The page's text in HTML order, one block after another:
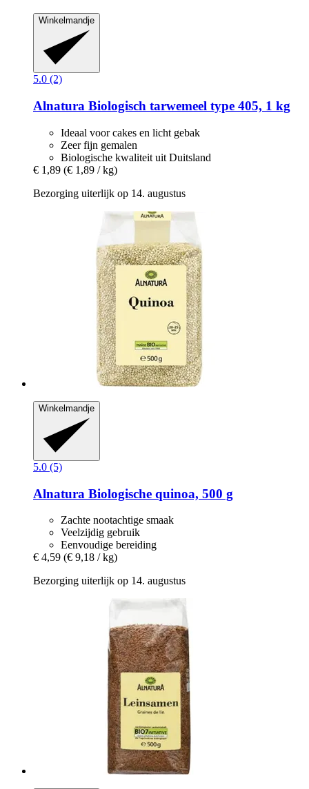
Winkelmandje
5.0 (2)
Alnatura Biologisch tarwemeel type 405, 1 kg
Ideaal voor cakes en licht gebak
Zeer fijn gemalen
Biologische kwaliteit uit Duitsland
€ 1,89 (€ 1,89 / kg)
Bezorging uiterlijk op 14. augustus
Winkelmandje
5.0 (5)
Alnatura Biologische quinoa, 500 g
Zachte nootachtige smaak
Veelzijdig gebruik
Eenvoudige bereiding
€ 4,59 (€ 9,18 / kg)
Bezorging uiterlijk op 14. augustus